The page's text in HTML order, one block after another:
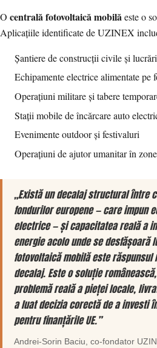
O centrală fotovoltaică mobilăeste o
Aplicațiile identificate de UZINEX
Șantiere de construcții civile și
Echipamente electrice alimentate
Operațiuni militare și tabere
Stații mobile de încărcare auto
Evenimente outdoor și festivaluri
Operațiuni de ajutor umanitar în
„Există un decalaj structural între
fondurilor europene — care impun
electrice — și capacitatea reală a
energie acolo unde se desfășoară
fotovoltaică mobilă este
decalaj. Este o soluție
problemă reală a pieței locale,
a luat decizia corectă de a investi
pentru finanțările UE.”
Andrei-Sorin Baciu, co-fondator